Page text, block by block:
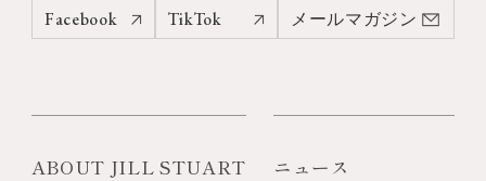
Facebook TikTok メールマガジン
ABOUT JILL STUART ニュース